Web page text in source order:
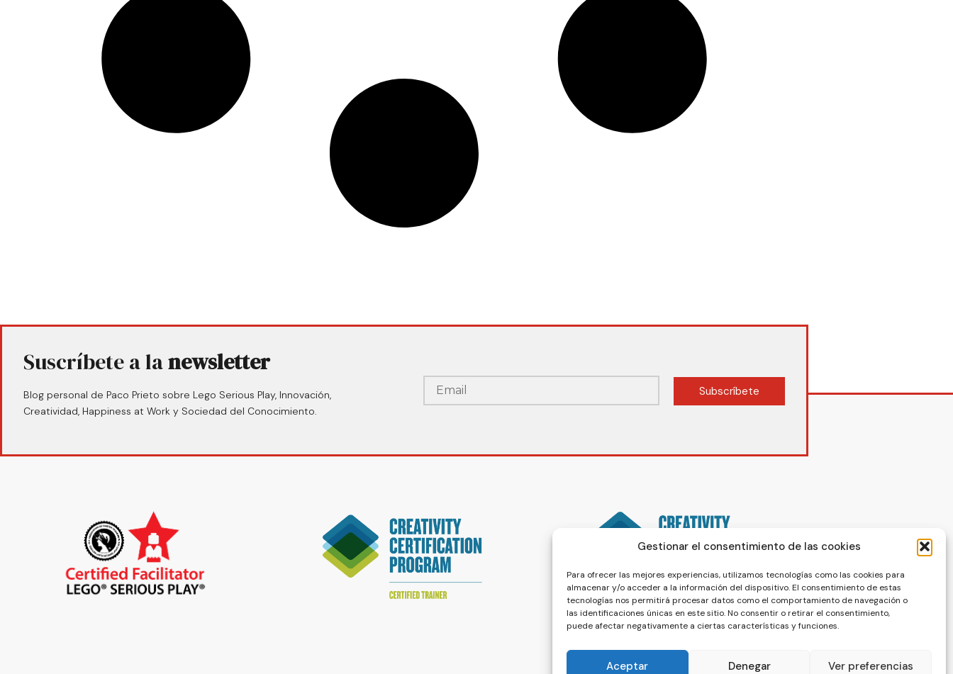
Gestionar el consentimiento de las cookies
Para ofrecer las mejores experiencias, utilizamos tecnologías como las cookies para
almacenar y/o acceder a la información del dispositivo. El consentimiento de estas
tecnologías nos permitirá procesar datos como el comportamiento de navegación o
las identificaciones únicas en este sitio. No consentir o retirar el consentimiento,
puede afectar negativamente a ciertas características y funciones.
Aceptar Denegar Ver preferencias
Suscríbete a lanewsletter
Blog personal de Paco Prieto sobre Lego Serious Play, Innovación,
Creatividad, Happiness at Work y Sociedad del Conocimiento.
Subscríbete